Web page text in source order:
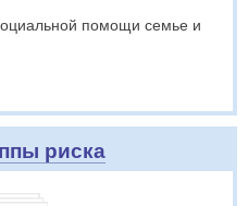
помощи семье и
риска